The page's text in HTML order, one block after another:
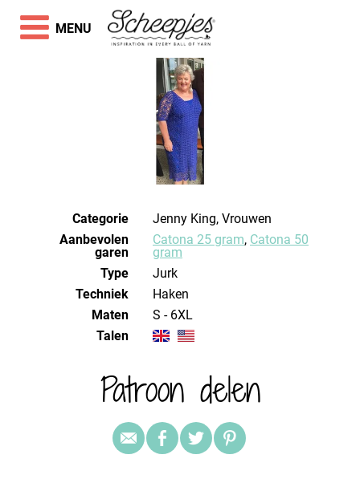
Categorie
Jenny King, Vrouwen
Aanbevolen
garen
Catona 25 gram, Catona 50
gram
Type
Jurk
Techniek
haken
Maten
S - 6XL
Talen
Patroon delen
MENU